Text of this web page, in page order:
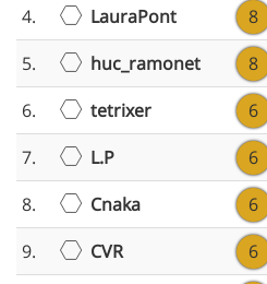
4.
LauraPont 8
5.
huc_ramonet 8
6.
tetrixer 6
7.
L.P 6
8.
Cnaka 6
9.
CVR 6